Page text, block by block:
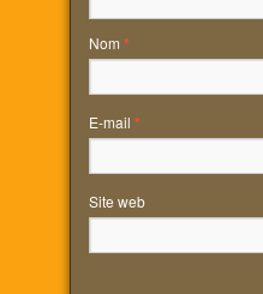
Nom *
E-mail *
Site web